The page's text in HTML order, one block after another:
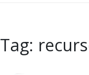
Tag: